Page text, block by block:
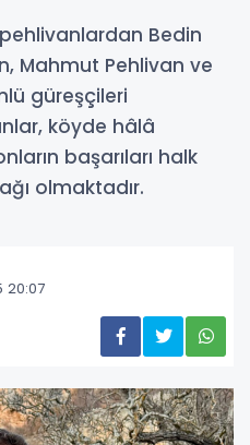
Bedin
Mahmut Pehlivan ve
güreşçileri
köyde hâlâ
başarıları halk
olmaktadır.
20:07